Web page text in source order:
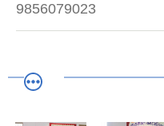
9856079023